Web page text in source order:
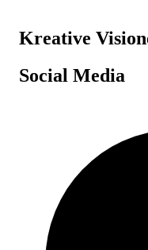
Kreative
Social Media